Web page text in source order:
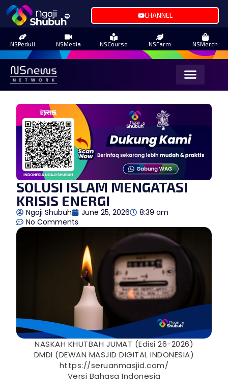
CHANNEL
NSPeduli NSMedia NSCourse NSFarm NSMerch
SOLUSI ISLAM MENGATASI
KRISIS ENERGI
Ngaji Shubuh June 25, 2026
8:39 am
No Comments
NASKAH KHUTBAH JUMAT (Edisi 26-2026)
DMDI (DEWAN MASJID DIGITAL INDONESIA)
https://seruanmasjid.com/
Versi Bahasa Indonesia